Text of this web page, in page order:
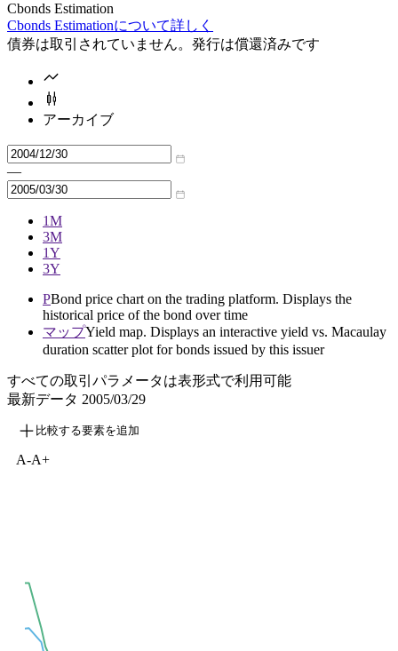
Cbonds Estimation
Cbonds Estimationについて詳しく
債券は取引されていません。発行は償還済みです
アーカイブ
—
1M
3M
1Y
3Y
PBond price chart on the trading platform. Displays the
historical price of the bond over time
マップYield map. Displays an interactive yield vs. Macaulay
duration scatter plot for bonds issued by this issuer
すべての取引パラメータは表形式で利用可能
最新データ 2005/03/29
比較する要素を追加